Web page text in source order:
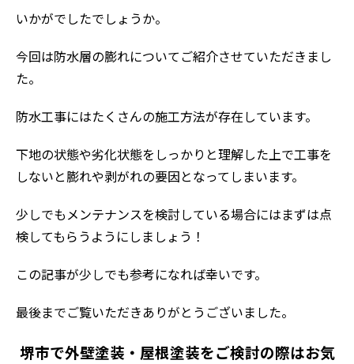
いかがでしたでしょうか。
今回は防水層の膨れについてご紹介させていただきまし
た。
防水工事にはたくさんの施工方法が存在しています。
下地の状態や劣化状態をしっかりと理解した上で工事を
しないと膨れや剥がれの要因となってしまいます。
少しでもメンテナンスを検討している場合にはまずは点
検してもらうようにしましょう！
この記事が少しでも参考になれば幸いです。
最後までご覧いただきありがとうございました。
堺市で外壁塗装・屋根塗装をご検討の際はお気